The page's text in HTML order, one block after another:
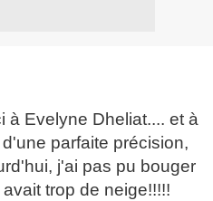
à Evelyne Dheliat.... et à
parfaite précision,
j'ai pas pu bouger
trop de neige!!!!!